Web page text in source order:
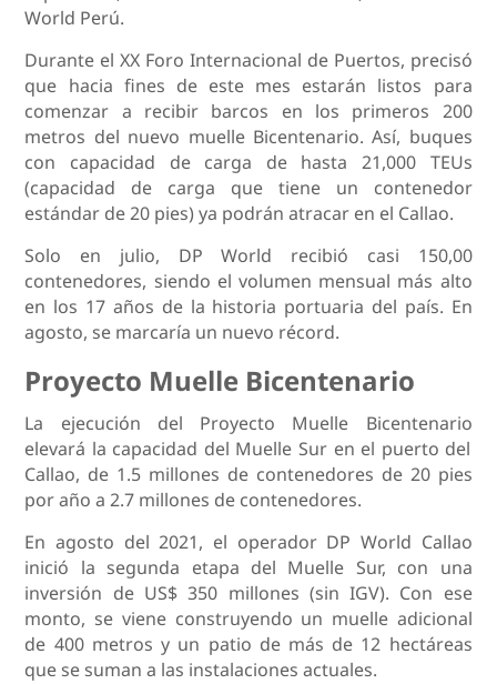
World Perú.
Durante el XX Foro Internacional de Puertos, precisó
que hacia fines de este mes estarán listos para
comenzar a recibir barcos en los primeros 200
metros del nuevo muelle Bicentenario. Así, buques
con capacidad de carga de hasta 21,000 TEUs
(capacidad de carga que tiene un contenedor
estándar de 20 pies) ya podrán atracar en el Callao.
Solo en julio, DP World recibió casi 150,00
contenedores, siendo el volumen mensual más alto
en los 17 años de la historia portuaria del país. En
agosto, se marcaría un nuevo récord.
Proyecto Muelle Bicentenario
La ejecución del Proyecto Muelle Bicentenario
elevará la capacidad del Muelle Sur en el puerto del
Callao, de 1.5 millones de contenedores de 20 pies
por año a 2.7 millones de contenedores.
En agosto del 2021, el operador DP World Callao
inició la segunda etapa del Muelle Sur, con una
inversión de US$ 350 millones (sin IGV). Con ese
monto, se viene construyendo un muelle adicional
de 400 metros y un patio de más de 12 hectáreas
que se suman a las instalaciones actuales.